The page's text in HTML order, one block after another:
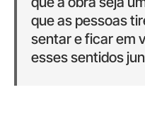
que as pessoas
sentar e ficar em
esses sentidos